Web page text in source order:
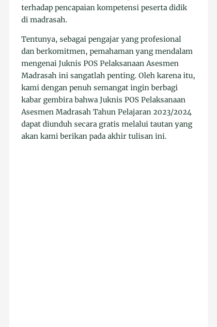
terhadap pencapaian kompetensi peserta didik
di madrasah.
Tentunya, sebagai pengajar yang profesional
dan berkomitmen, pemahaman yang mendalam
mengenai Juknis POS Pelaksanaan Asesmen
Madrasah ini sangatlah penting. Oleh karena itu,
kami dengan penuh semangat ingin berbagi
kabar gembira bahwa Juknis POS Pelaksanaan
Asesmen Madrasah Tahun Pelajaran 2023/2024
dapat diunduh secara gratis melalui tautan yang
akan kami berikan pada akhir tulisan ini.